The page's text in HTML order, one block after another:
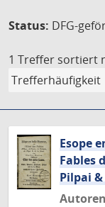
Status: DFG-
1 Treffer sortiert
Esope
Fables
Pilpai
Autoren